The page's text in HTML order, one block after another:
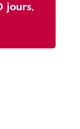
jours,